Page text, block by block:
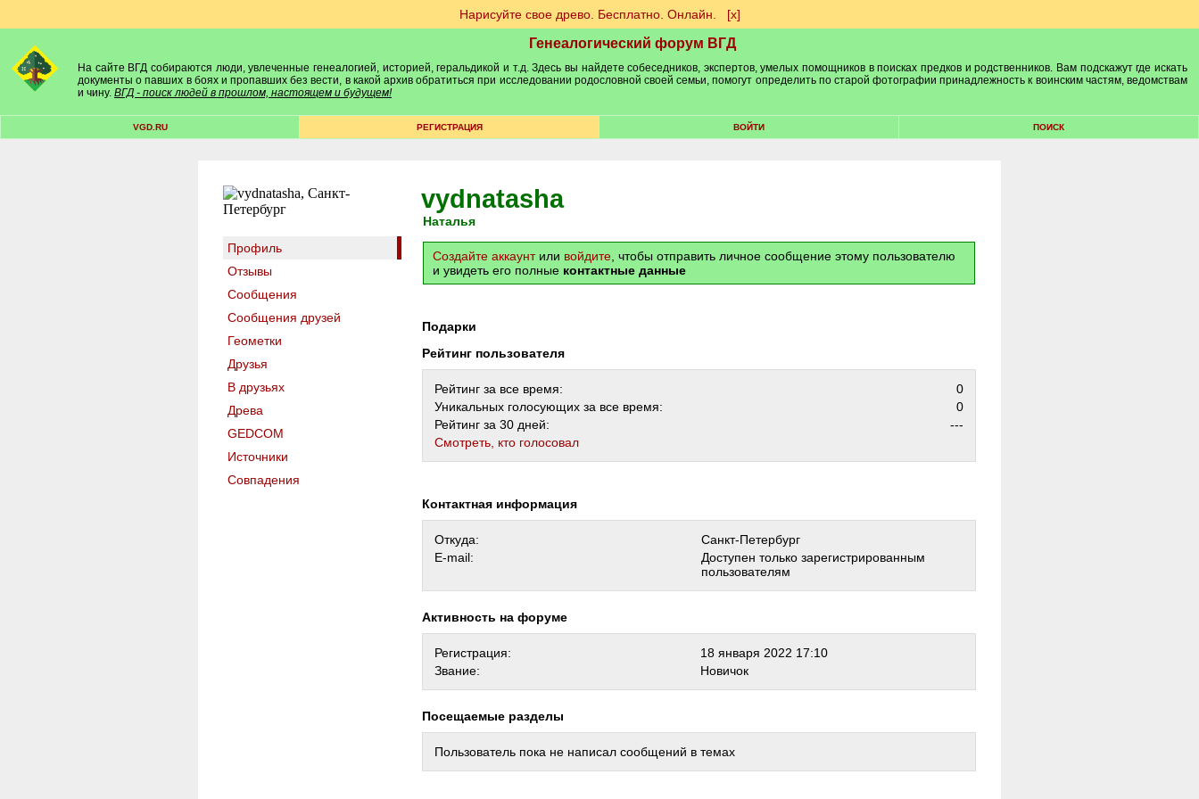
Нарисуйте свое древо. Бесплатно. Онлайн. [х]
Генеалогический форум ВГД
На сайте ВГД собираются люди, увлеченные генеалогией, историей, геральдикой и т.д. Здесь вы найдете собеседников, экспертов, умелых помощников в поисках предков и родственников. Вам подскажут где искать
документы о павших в боях и пропавших без вести, в какой архив обратиться при исследовании родословной своей семьи, помогут определить по старой фотографии принадлежность к воинским частям, ведомствам
и чину. ВГД - поиск людей в прошлом, настоящем и будущем!
VGD.RU РЕГИСТРАЦИЯ ВОЙТИ ПОИСК
Профиль
Отзывы
Сообщения
Сообщения друзей
Геометки
Друзья
В друзьях
Древа
GEDCOM
Источники
Совпадения
vydnatasha
Наталья
Создайте аккаунтили войдите , чтобы отправить личное сообщение этому пользователю
и увидеть его полные контактные данные
Подарки
Рейтинг пользователя
Рейтинг за все время:
0
Уникальных голосующих за все время:
0
Рейтинг за 30 дней:
---
Cмотреть, кто голосовал
Контактная информация
Откуда:
Санкт-Петербург
E-mail:
Доступен только зарегистрированным
пользователям
Активность на форуме
Регистрация:
18 января 2022 17:10
Звание:
Новичок
Посещаемые разделы
Пользователь пока не написал сообщений в темах